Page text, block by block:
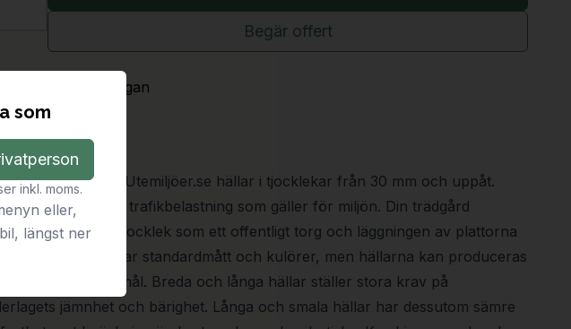
Begär offert
På förfrågan
passar Utemiljöer.se hällar i tjocklekar från 30 mm och uppåt.
styr vilken trafikbelastning som gäller för miljön. Din trädgård
inte samma tjocklek som ett offentligt torg och läggningen av plattorna
största vikt. Vi har standardmått och kulörer, men hällarna kan produceras
enligt dina önskemål. Breda och långa hällar ställer stora krav på
jämnhet och bärighet. Långa och smala hällar har dessutom sämre
som
inkl. moms.
eller,
längst ner